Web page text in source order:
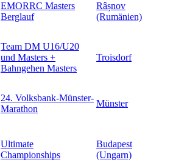
EMORRC Masters
Berglauf
Râșnov
(Rumänien)
Team DM U16/U20
und Masters +
Bahngehen Masters
Troisdorf
24. Volksbank-Münster-
Marathon
Münster
Ultimate
Championships
Budapest
(Ungarn)